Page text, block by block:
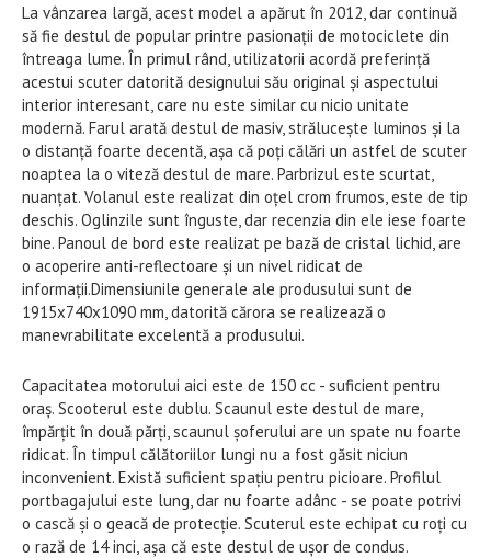
La vânzarea largă, acest model a apărut în 2012, dar continuă
să fie destul de popular printre pasionații de motociclete din
întreaga lume. În primul rând, utilizatorii acordă preferință
acestui scuter datorită designului său original și aspectului
interior interesant, care nu este similar cu nicio unitate
modernă. Farul arată destul de masiv, strălucește luminos și la
o distanță foarte decentă, așa că poți călări un astfel de scuter
noaptea la o viteză destul de mare. Parbrizul este scurtat,
nuanțat. Volanul este realizat din oțel crom frumos, este de tip
deschis. Oglinzile sunt înguste, dar recenzia din ele iese foarte
bine. Panoul de bord este realizat pe bază de cristal lichid, are
o acoperire anti-reflectoare și un nivel ridicat de
informații.Dimensiunile generale ale produsului sunt de
1915x740x1090 mm, datorită cărora se realizează o
manevrabilitate excelentă a produsului.
Capacitatea motorului aici este de 150 cc - suficient pentru
oraș. Scooterul este dublu. Scaunul este destul de mare,
împărțit în două părți, scaunul șoferului are un spate nu foarte
ridicat. În timpul călătoriilor lungi nu a fost găsit niciun
inconvenient. Există suficient spațiu pentru picioare. Profilul
portbagajului este lung, dar nu foarte adânc - se poate potrivi
o cască și o geacă de protecție. Scuterul este echipat cu roți cu
o rază de 14 inci, așa că este destul de ușor de condus.